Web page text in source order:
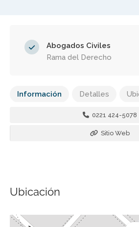
Abogados Civiles
Rama del Derecho
Información Detalles
0221 424-5078
Sitio Web
Ubicación